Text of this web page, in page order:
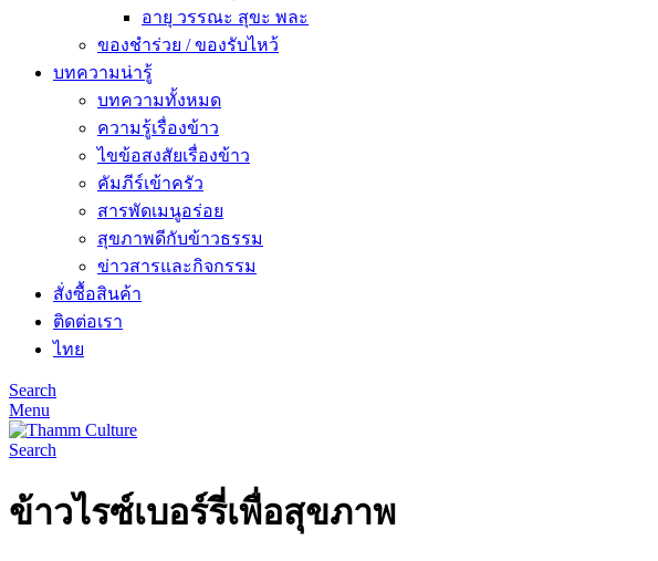
อายุ วรรณะ สุขะ พละ
ของชำร่วย / ของรับไหว้
บทความน่ารู้
บทความทั้งหมด
ความรู้เรื่องข้าว
ไขข้อสงสัยเรื่องข้าว
คัมภีร์เข้าครัว
สารพัดเมนูอร่อย
สุขภาพดีกับข้าวธรรม
ข่าวสารและกิจกรรม
สั่งซื้อสินค้า
ติดต่อเรา
ไทย
Search
Menu
Search
ข้าวไรซ์เบอร์รี่เพื่อสุขภาพ